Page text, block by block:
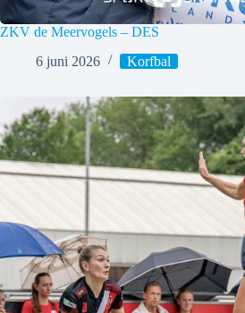
ZKV de Meervogels – DES
6 juni 2026
Korfbal